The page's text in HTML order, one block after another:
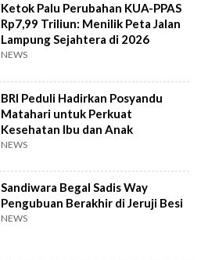
Ketok Palu Perubahan KUA-PPAS
Rp7,99 Triliun: Menilik Peta Jalan
Lampung Sejahtera di 2026
NEWS
BRI Peduli Hadirkan Posyandu
Matahari untuk Perkuat
Kesehatan Ibu dan Anak
NEWS
Sandiwara Begal Sadis Way
Pengubuan Berakhir di Jeruji Besi
NEWS